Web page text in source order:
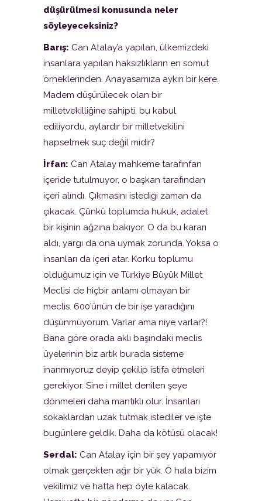
düşürülmesi konusunda neler
söyleyeceksiniz?
Barış: Can Atalay’a yapılan, ülkemizdeki
insanlara yapılan haksızlıkların en somut
örneklerinden. Anayasamıza aykırı bir kere.
Madem düşürülecek olan bir
milletvekilliğine sahipti, bu kabul
ediliyordu, aylardır bir milletvekilini
hapsetmek suç değil midir?
İrfan: Can Atalay mahkeme tarafınfan
içeride tutulmuyor, o başkan tarafından
içeri alındı. Çıkmasını istediği zaman da
çıkacak. Çünkü toplumda hukuk, adalet
bir kişinin ağzına bakıyor. O da bu kararı
aldı, yargı da ona uymak zorunda. Yoksa o
insanları da içeri atar. Korku toplumu
olduğumuz için ve Türkiye Büyük Millet
Meclisi de hiçbir anlamı olmayan bir
meclis. 600’ünün de bir işe yaradığını
düşünmüyorum. Varlar ama niye varlar?!
Bana göre orada aklı başındaki meclis
üyelerinin biz artık burada sisteme
inanmıyoruz deyip çekilip istifa etmeleri
gerekiyor. Sine i millet denilen şeye
dönmeleri daha mantıklı olur. İnsanları
sokaklardan uzak tutmak istediler ve işte
bugünlere geldik. Daha da kötüsü olacak!
Serdal: Can Atalay için bir şey yapamıyor
olmak gerçekten ağır bir yük. O hala bizim
vekilimiz ve hatta hep öyle kalacak.